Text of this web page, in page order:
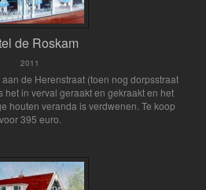
de Roskam
2011
de Herenstraat (toen nog dorpsstraat
het in verval geraakt en gekraakt en het
houten veranda is verdwenen. Te koop
voor 395 euro.